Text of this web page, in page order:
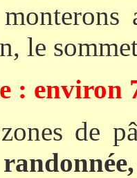
le
: environ
de